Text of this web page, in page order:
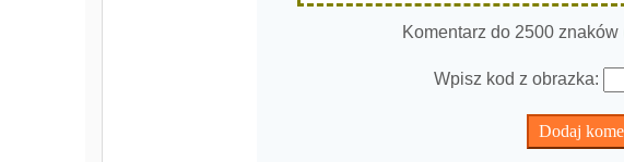
Komentarz do 2500 znaków
Wpisz kod z obrazka: